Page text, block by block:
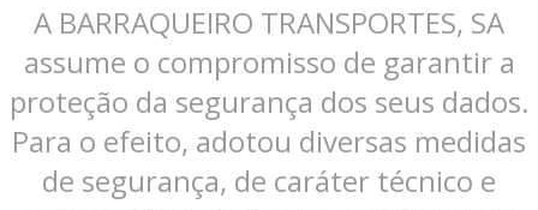
A BARRAQUEIRO TRANSPORTES, SA
assume o compromisso de garantir a
proteção da segurança dos seus dados.
Para o efeito, adotou diversas medidas
de segurança, de caráter técnico e